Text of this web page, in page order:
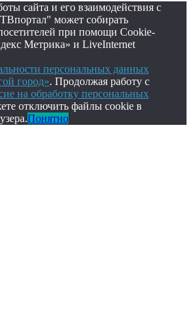
сайта и его взаимодействия с
может собирать
при помощи Cookie-
Метрика» и LiveInternet
персональных данных
город». Продолжая работу с
на обработку персональных
отключить файлы cookie в
Понятно